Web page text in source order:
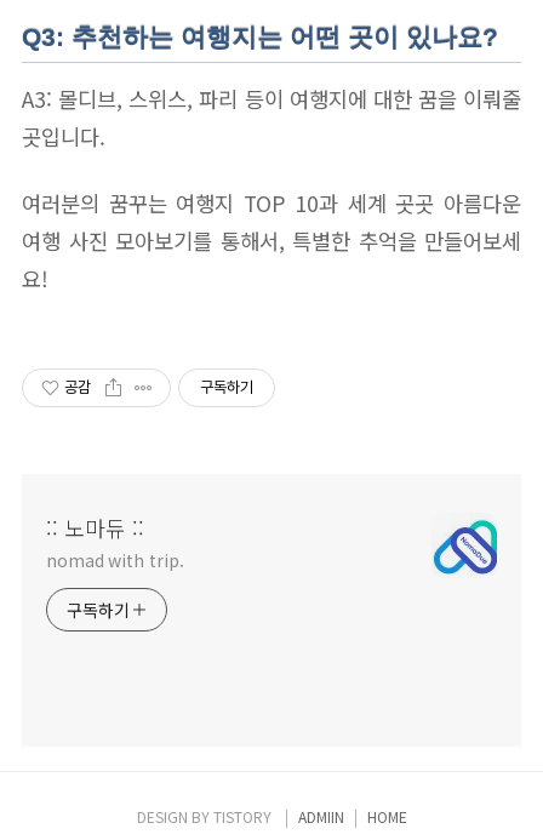
Q3: 추천하는 여행지는 어떤 곳이 있나요?
A3: 몰디브, 스위스, 파리 등이 여행지에 대한 꿈을 이뤄줄
곳입니다.
여러분의 꿈꾸는 여행지 TOP 10과 세계 곳곳 아름다운
여행 사진 모아보기를 통해서, 특별한 추억을 만들어보세
요!
공감 구독하기
:: 노마듀 ::
nomad with trip.
구독하기
DESIGN BYTISTORY ADMIIN HOME